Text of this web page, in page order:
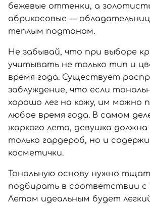
бежевые оттенки, а
абрикосовые —
теплым подтоном.
Не забывай, что при выборе
учитывать не только тип и
время года. Существует
заблуждение, что если
хорошо лег на кожу, им можно
любое время года. В самом
жаркого лета, девушка
только гардероб, но и
косметички.
Тональную основу нужно
подбирать в соответствии с
Летом идеальным будет